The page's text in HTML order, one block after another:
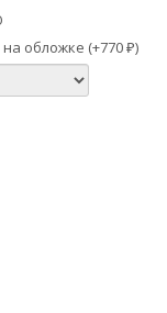
обложке (+770 ₽)